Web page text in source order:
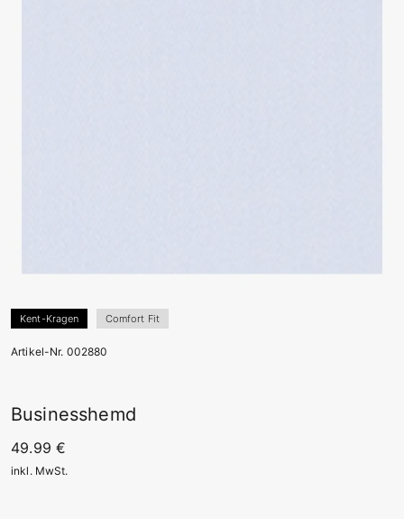
Kent-Kragen Comfort Fit
Artikel-Nr. 002880
Businesshemd
49.99 €
inkl. MwSt.